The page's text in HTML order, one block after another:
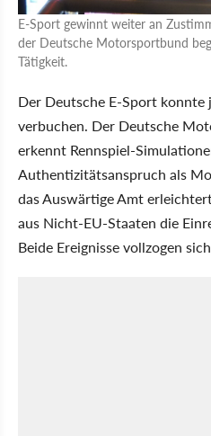
E-Sport gewinnt weiter an
der Deutsche Motorsportbund
Tätigkeit.
Der Deutsche E-Sport
verbuchen. Der Deutsche
erkennt Rennspiel-
Authentizitätsanspruch als
das Auswärtige Amt
aus Nicht-EU-Staaten die
Beide Ereignisse vollzogen